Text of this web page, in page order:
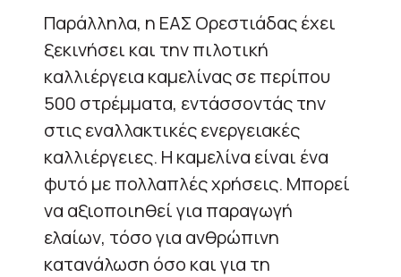
Παράλληλα, η ΕΑΣ Ορεστιάδας έχει
ξεκινήσει και την πιλοτική
καλλιέργεια καμελίνας σε περίπου
500 στρέμματα, εντάσσοντάς την
στις εναλλακτικές ενεργειακές
καλλιέργειες. Η καμελίνα είναι ένα
φυτό με πολλαπλές χρήσεις. Μπορεί
να αξιοποιηθεί για παραγωγή
ελαίων, τόσο για ανθρώπινη
κατανάλωση όσο και για τη